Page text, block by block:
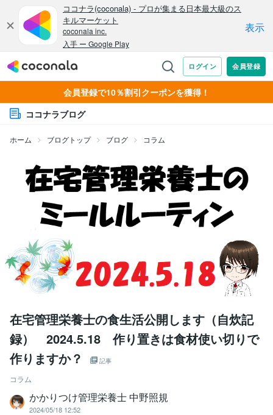
会員登録で10％割引クーポンを獲得！
ココナラブログ
ホーム ブログトップ ブログ コラム
在宅管理栄養士の食生活公開します（自炊記
録） 2024.5.18 作り置きは食材使い切りで
作りますか？
記事
コラム
かかりつけ管理栄養士 中野照規
2024/05/18 12:52